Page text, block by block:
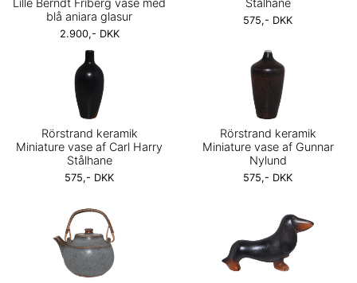
Lille Berndt Friberg vase med
blå aniara glasur
2.900,- DKK
Stålhane
575,- DKK
Rörstrand keramik
Miniature vase af Carl Harry
Stålhane
575,- DKK
Rörstrand keramik
Miniature vase af Gunnar
Nylund
575,- DKK